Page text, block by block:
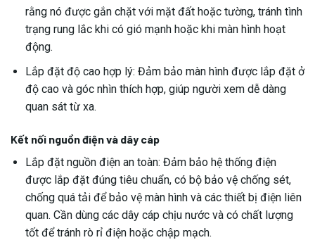
rằng nó được gắn chặt với mặt đất hoặc tường, tránh tình
trạng rung lắc khi có gió mạnh hoặc khi màn hình hoạt
động.
Lắp đặt độ cao hợp lý: Đảm bảo màn hình được lắp đặt ở
độ cao và góc nhìn thích hợp, giúp người xem dễ dàng
quan sát từ xa.
Kết nối nguồn điện và dây cáp
Lắp đặt nguồn điện an toàn: Đảm bảo hệ thống điện
được lắp đặt đúng tiêu chuẩn, có bộ bảo vệ chống sét,
chống quá tải để bảo vệ màn hình và các thiết bị điện liên
quan. Cần dùng các dây cáp chịu nước và có chất lượng
tốt để tránh rò rỉ điện hoặc chập mạch.